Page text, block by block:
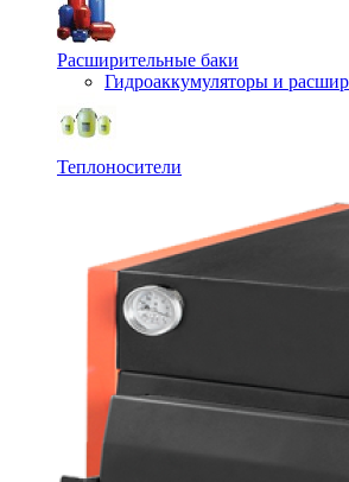
Расширительные баки
Гидроаккумуляторы и
Теплоносители